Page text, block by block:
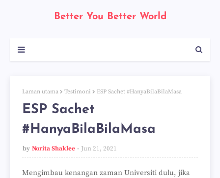
Better You Better World
Laman utama Testimoni ESP Sachet #HanyaBilaBilaMasa
ESP Sachet
#HanyaBilaBilaMasa
by Norita Shaklee Jun 21, 2021
Mengimbau kenangan zaman Universiti dulu, jika